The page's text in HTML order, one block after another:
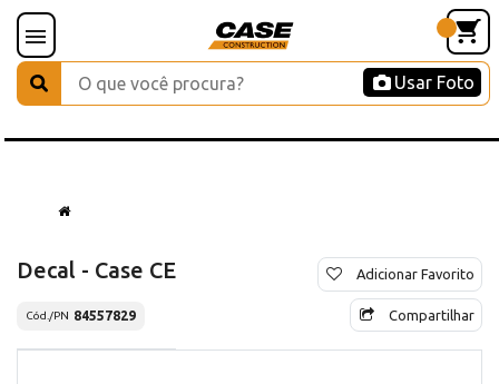
Usar Foto
Decal - Case CE
Cód./PN 84557829
Adicionar Favorito
Compartilhar